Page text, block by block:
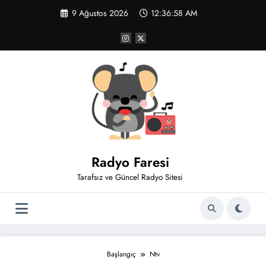
9 Ağustos 2026 12:36:58 AM
Radyo Faresi
Tarafsız ve Güncel Radyo Sitesi
Başlangıç Ntv